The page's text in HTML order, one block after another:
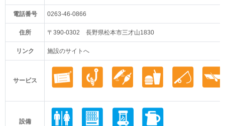
電話番号 0263-46-0866
住所 〒390-0302 長野県松本市三才山1830
リンク 施設のサイトへ
サービス
設備